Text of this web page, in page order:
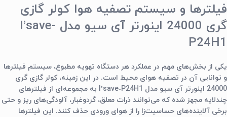
فیلترها و سیستم تصفیه هوا کولر گازی
گری 24000 اینورتر آی سیو مدل I’save-
P24H1
یکی از بخش‌های مهم در عملکرد هر دستگاه تهویه مطبوع، سیستم فیلترها
و توانایی آن در تصفیه هوای محیط است. در این زمینه، کولر گازی گری
24000 اینورتر آی سیو مدل I’save‑P24H1 به مجموعه‌ای از فیلترهای
چندلایه مجهز شده که می‌توانند ذرات معلق، گردوغبار، آلودگی‌های ریز و حتی
برخی آلاینده‌های حساسیت‌زا را از هوای ورودی حذف کنند. این فیلترها